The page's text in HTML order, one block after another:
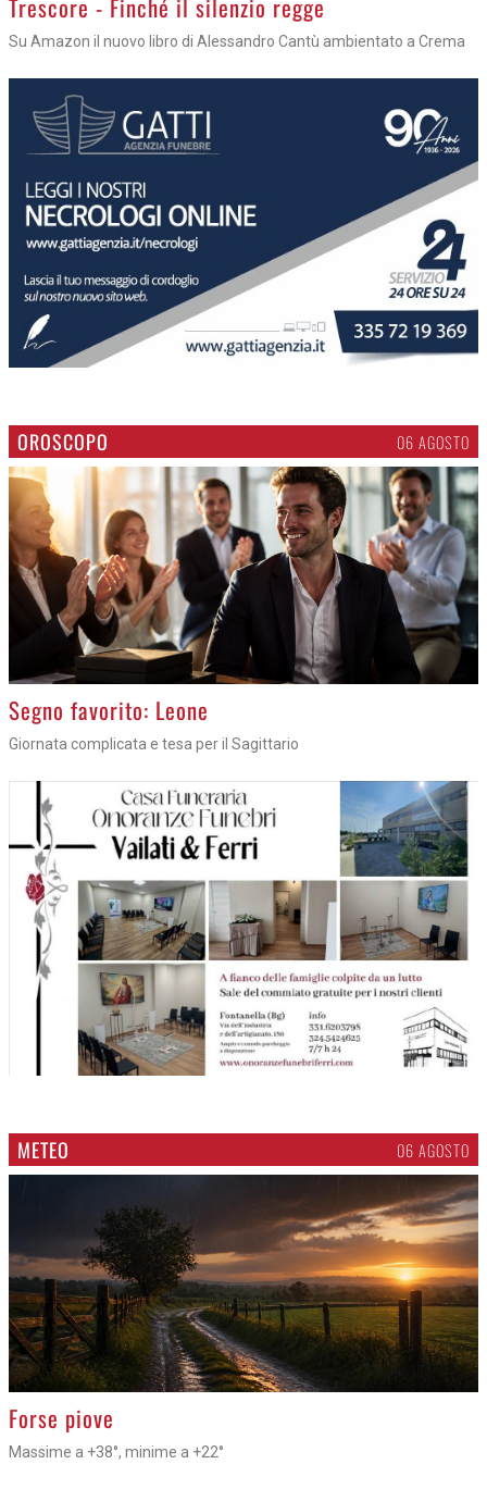
Trescore - Finché il silenzio regge
Su Amazon il nuovo libro di Alessandro Cantù ambientato a Crema
OROSCOPO 06 AGOSTO
>
Segno favorito: Leone
Giornata complicata e tesa per il Sagittario
METEO 06 AGOSTO
>
Forse piove
Massime a +38°, minime a +22°